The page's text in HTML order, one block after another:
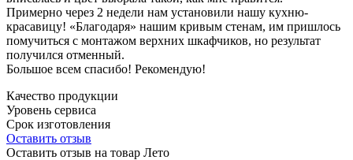
Примерно через 2 недели нам установили нашу кухню-
красавицу! «Благодаря» нашим кривым стенам, им пришлось
помучиться с монтажом верхних шкафчиков, но результат
получился отменный.
Большое всем спасибо! Рекомендую!
Качество продукции
Уровень сервиса
Срок изготовления
Оставить отзыв
Оставить отзыв на товар Лето